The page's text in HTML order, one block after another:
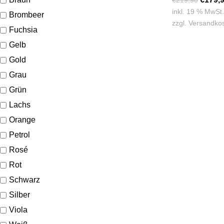
Brombeer
Fuchsia
Gelb
Gold
Grau
Grün
Lachs
Orange
Petrol
Rosé
Rot
Schwarz
Silber
Viola
inkl. 19 % MwSt.
zzgl.